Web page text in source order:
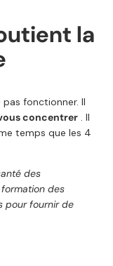
la
pas fonctionner. Il
concentrer . Il
temps que les 4
des
des
pour fournir de